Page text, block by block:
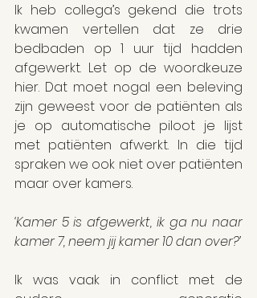
Ik heb collega’s gekend die trots
kwamen vertellen dat ze drie
bedbaden op 1 uur tijd hadden
afgewerkt. Let op de woordkeuze
hier. Dat moet nogal een beleving
zijn geweest voor de patiënten als
je op automatische piloot je lijst
met patiënten afwerkt. In die tijd
spraken we ook niet over patiënten
maar over kamers.
‘Kamer 5 is afgewerkt, ik ga nu naar
kamer 7, neem jij kamer 10 dan over?’
Ik was vaak in conflict met de